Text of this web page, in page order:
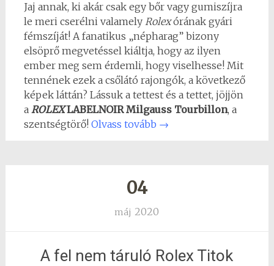
Jaj annak, ki akár csak egy bőr vagy gumiszíjra
le meri cserélni valamely Rolexórának gyári
fémszíját! A fanatikus „népharag” bizony
elsöprő megvetéssel kiáltja, hogy az ilyen
ember meg sem érdemli, hogy viselhesse! Mit
tennének ezek a csőlátó rajongók, a következő
képek láttán? Lássuk a tettest és a tettet, jöjjön
a ROLEXLABELNOIR Milgauss Tourbillon, a
szentségtörő! Olvass tovább →
04
máj 2020
A fel nem táruló Rolex Titok